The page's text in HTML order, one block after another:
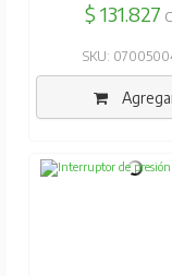
$ 131.827
SKU: